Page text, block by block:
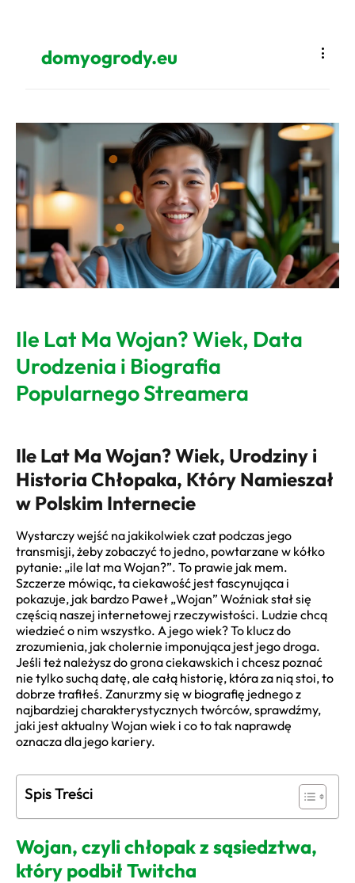
domyogrody.eu
Ile Lat Ma Wojan? Wiek, Data
Urodzenia i Biografia
Popularnego Streamera
Ile Lat Ma Wojan? Wiek, Urodziny i
Historia Chłopaka, Który Namieszał
w Polskim Internecie
Wystarczy wejść na jakikolwiek czat podczas jego
transmisji, żeby zobaczyć to jedno, powtarzane w kółko
pytanie: „ile lat ma Wojan?”. To prawie jak mem.
Szczerze mówiąc, ta ciekawość jest fascynująca i
pokazuje, jak bardzo Paweł „Wojan” Woźniak stał się
częścią naszej internetowej rzeczywistości. Ludzie chcą
wiedzieć o nim wszystko. A jego wiek? To klucz do
zrozumienia, jak cholernie imponująca jest jego droga.
Jeśli też należysz do grona ciekawskich i chcesz poznać
nie tylko suchą datę, ale całą historię, która za nią stoi, to
dobrze trafiłeś. Zanurzmy się w biografię jednego z
najbardziej charakterystycznych twórców, sprawdźmy,
jaki jest aktualny Wojan wiek i co to tak naprawdę
oznacza dla jego kariery.
Spis Treści
Wojan, czyli chłopak z sąsiedztwa,
który podbił Twitcha